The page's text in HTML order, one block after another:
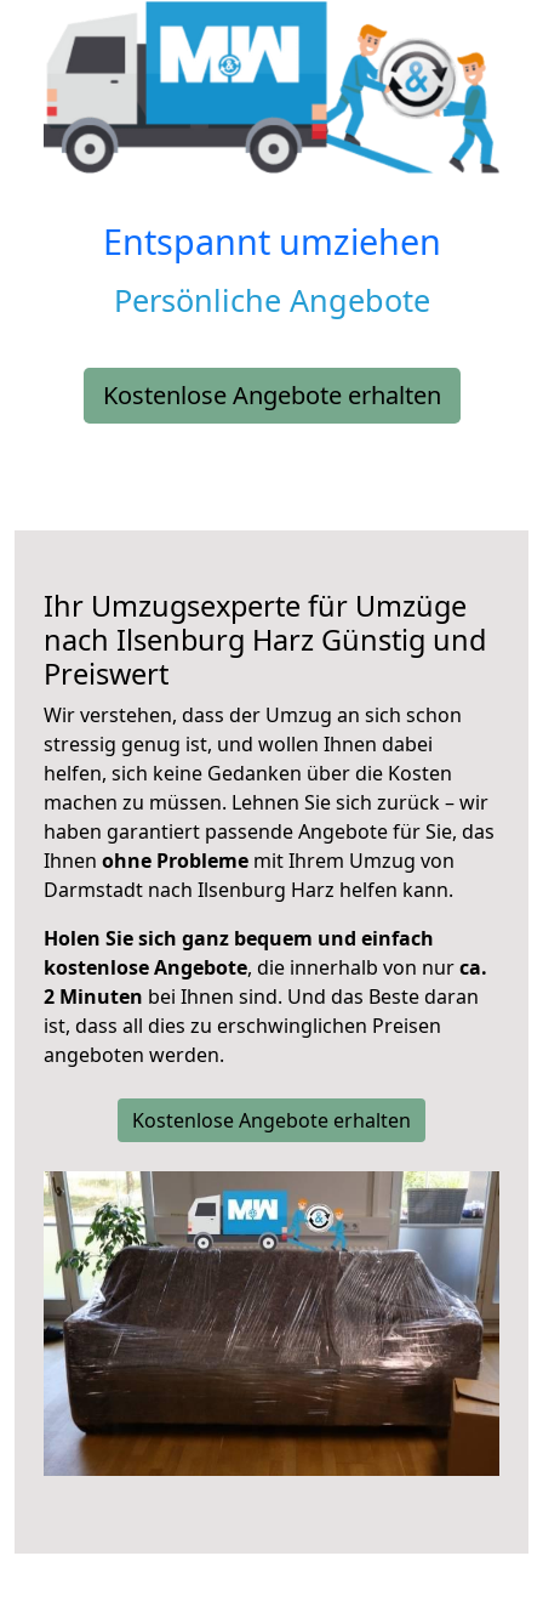
Entspannt umziehen
Persönliche Angebote
Kostenlose Angebote erhalten
Ihr Umzugsexperte für Umzüge
nach Ilsenburg Harz Günstig und
Preiswert
Wir verstehen, dass der Umzug an sich schon
stressig genug ist, und wollen Ihnen dabei
helfen, sich keine Gedanken über die Kosten
machen zu müssen. Lehnen Sie sich zurück – wir
haben garantiert passende Angebote für Sie, das
Ihnen ohne Probleme mit Ihrem Umzug von
Darmstadt nach Ilsenburg Harz helfen kann.
Holen Sie sich ganz bequem und einfach
kostenlose Angebote, die innerhalb von nurca.
2 Minuten bei Ihnen sind. Und das Beste daran
ist, dass all dies zu erschwinglichen Preisen
angeboten werden.
Kostenlose Angebote erhalten